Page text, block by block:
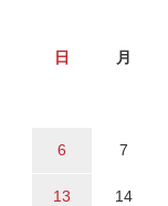
日 月
6 7
13 14